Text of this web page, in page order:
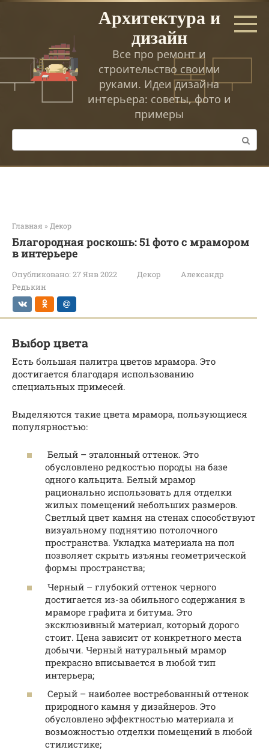
Перейти
Архитектура и
дизайн
Все про ремонт и
строительство своими
руками. Идеи дизайна
интерьера: советы, фото и
примеры
Поиск:
Главная » Декор
Благородная роскошь: 51 фото с мрамором
в интерьере
Опубликовано: 27 Янв 2022 Декор
Александр
Редькин
Выбор цвета
Есть большая палитра цветов мрамора. Это
достигается благодаря использованию
специальных примесей.
Выделяются такие цвета мрамора, пользующиеся
популярностью:
Белый – эталонный оттенок. Это
обусловлено редкостью породы на базе
одного кальцита. Белый мрамор
рационально использовать для отделки
жилых помещений небольших размеров.
Светлый цвет камня на стенах способствуют
визуальному поднятию потолочного
пространства. Укладка материала на пол
позволяет скрыть изъяны геометрической
формы пространства;
Черный – глубокий оттенок черного
достигается из-за обильного содержания в
мраморе графита и битума. Это
эксклюзивный материал, который дорого
стоит. Цена зависит от конкретного места
добычи. Черный натуральный мрамор
прекрасно вписывается в любой тип
интерьера;
Серый – наиболее востребованный оттенок
природного камня у дизайнеров. Это
обусловлено эффектностью материала и
возможностью отделки помещений в любой
стилистике;